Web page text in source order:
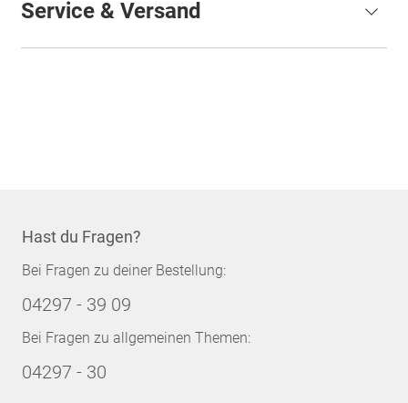
Service & Versand
Hast du Fragen?
Bei Fragen zu deiner Bestellung:
04297 - 39 09
Bei Fragen zu allgemeinen Themen:
04297 - 30